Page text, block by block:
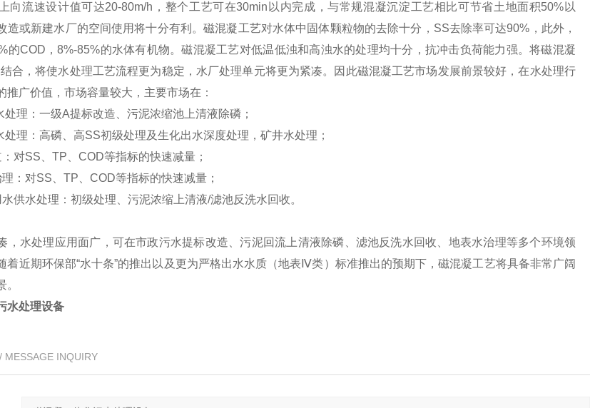
向流速设计值可达20-80m/h，整个工艺可在30min以内完成，与常规混凝沉淀工艺相比可节省土地面积50%以
造或新建水厂的空间使用将十分有利。磁混凝工艺对水体中固体颗粒物的去除十分，SS去除率可达90%，此外，
的COD，8%-85%的水体有机物。磁混凝工艺对低温低浊和高浊水的处理均十分，抗冲击负荷能力强。将磁混凝
合，将使水处理工艺流程更为稳定，水厂处理单元将更为紧凑。因此磁混凝工艺市场发展前景较好，在水处理行
推广价值，市场容量较大，主要市场在：
处理：一级A提标改造、污泥浓缩池上清液除磷；
处理：高磷、高SS初级处理及生化出水深度处理，矿井水处理；
：对SS、TP、COD等指标的快速减量；
理：对SS、TP、COD等指标的快速减量；
水供水处理：初级处理、污泥浓缩上清液/滤池反洗水回收。
，水处理应用面广，可在市政污水提标改造、污泥回流上清液除磷、滤池反洗水回收、地表水治理等多个环境领
着近期环保部“水十条”的推出以及更为严格出水水质（地表Ⅳ类）标准推出的预期下，磁混凝工艺将具备非常广阔
水处理设备
/ MESSAGE INQUIRY